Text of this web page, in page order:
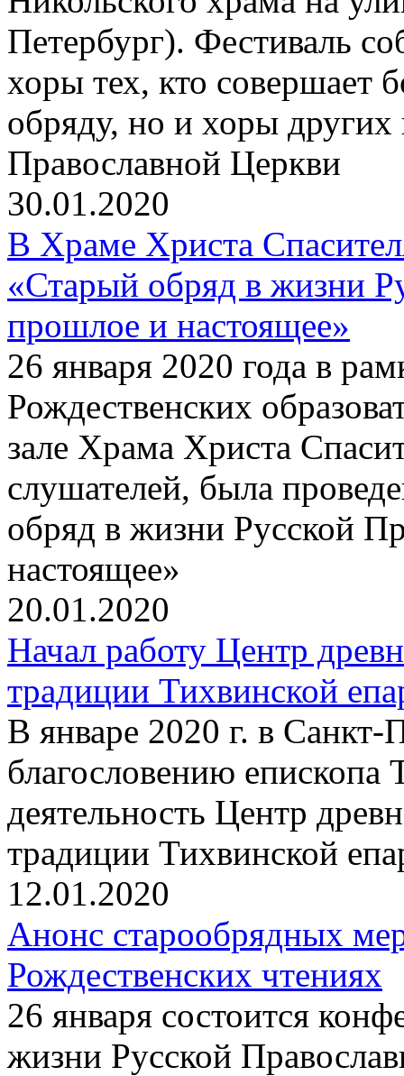
Петербург). Фестиваль
хоры тех, кто совершает
обряду, но и хоры других
Православной Церкви
30.01.2020
В Храме Христа
«Старый обряд в жизни
прошлое и настоящее»
26 января 2020 года в
Рождественских
зале Храма Христа
слушателей, была
обряд в жизни Русской
настоящее»
20.01.2020
Начал работу Центр
традиции Тихвинской
В январе 2020 г. в
благословению епископа
деятельность Центр
традиции Тихвинской
12.01.2020
Анонс старообрядных
Рождественских чтениях
26 января состоится
жизни Русской